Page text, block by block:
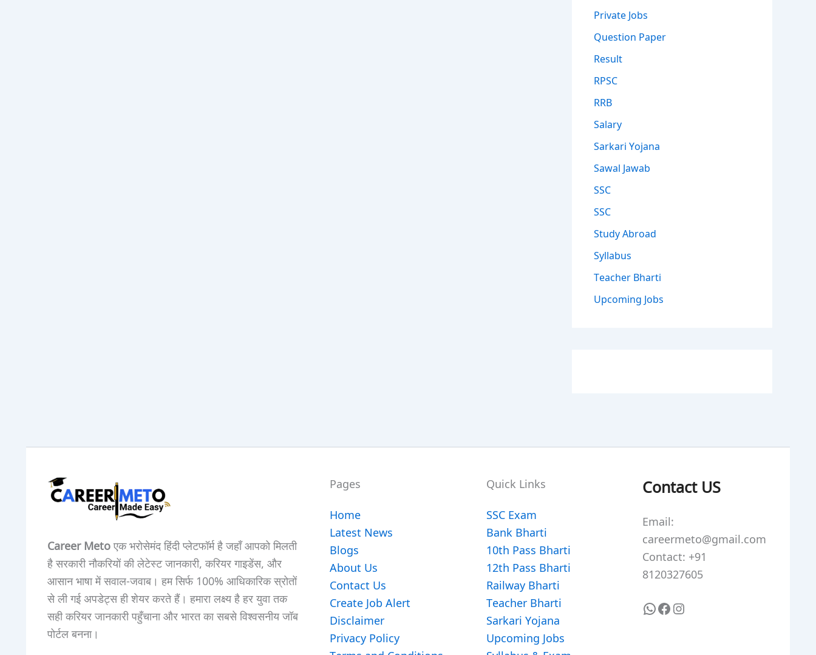
Private Jobs
Question Paper
Result
RPSC
RRB
Salary
Sarkari Yojana
Sawal Jawab
SSC
SSC
Study Abroad
Syllabus
Teacher Bharti
Upcoming Jobs
Career Metoएक भरोसेमंद हिंदी प्लेटफॉर्म है जहाँ आपको मिलती
है सरकारी नौकरियों की लेटेस्ट जानकारी, करियर गाइडेंस, और
आसान भाषा में सवाल-जवाब। हम सिर्फ 100% आधिकारिक स्रोतों
से ली गई अपडेट्स ही शेयर करते हैं। हमारा लक्ष्य है हर युवा तक
सही करियर जानकारी पहुँचाना और भारत का सबसे विश्वसनीय जॉब
पोर्टल बनना।
Pages
Home
Latest News
Blogs
About Us
Contact Us
Create Job Alert
Disclaimer
Privacy Policy
Quick Links
SSC Exam
Bank Bharti
10th Pass Bharti
12th Pass Bharti
Railway Bharti
Teacher Bharti
Sarkari Yojana
Upcoming Jobs
Contact US
Email:
careermeto@gmail.com
Contact: +91
8120327605